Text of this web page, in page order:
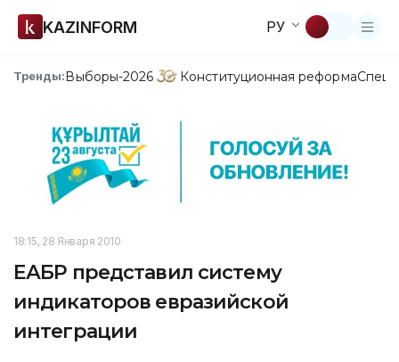
KAZINFORM РУ
Тренды:Выборы-2026 Конституционная реформа
18:15, 28 Января 2010
ЕАБР представил систему
индикаторов евразийской
интеграции